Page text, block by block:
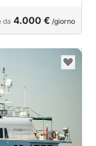
da 4.000 € /giorno